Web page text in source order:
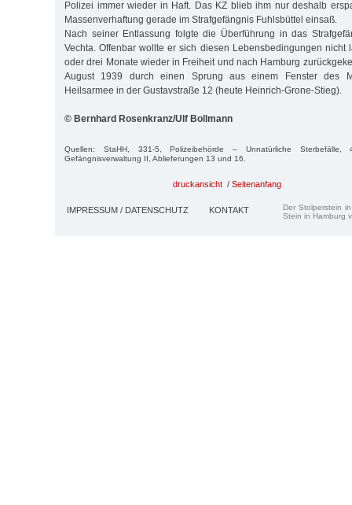
Polizei immer wieder in Haft. Das KZ blieb ihm nur deshalb
Massenverhaftung gerade im Strafgefängnis Fuhlsbüttel einsaß.
Nach seiner Entlassung folgte die Überführung in das
Vechta. Offenbar wollte er sich diesen Lebensbedingungen nicht
oder drei Monate wieder in Freiheit und nach Hamburg
August 1939 durch einen Sprung aus einem Fenster des
Heilsarmee in der Gustavstraße 12 (heute Heinrich-Grone-Stieg).
© Bernhard Rosenkranz/Ulf Bollmann
Quellen: StaHH, 331-5, Polizeibehörde – Unnatürliche Sterbefälle,
Gefängnisverwaltung II, Ablieferungen 13 und 16.
druckansicht / Seitenanfang
IMPRESSUM / DATENSCHUTZ KONTAKT
Der Stolperstein
Stein in Hamburg